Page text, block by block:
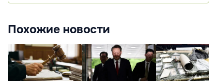
Похожие новости